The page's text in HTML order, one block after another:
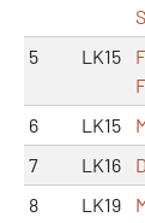
5 LK15
6 LK15
7
LK16
8
LK19